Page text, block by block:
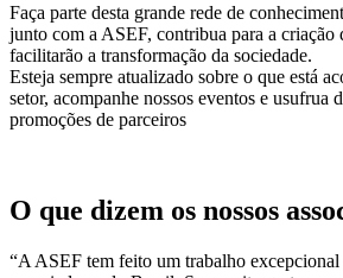
Faça parte desta grande rede de
junto com a ASEF, contribua para a criação
facilitarão a transformação da sociedade.
Esteja sempre atualizado sobre o que está
setor, acompanhe nossos eventos e usufrua
promoções de parceiros
O que dizem os nossos
“A ASEF tem feito um trabalho excepcional